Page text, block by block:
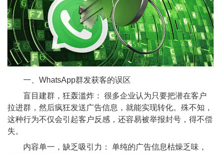
一、WhatsApp群发获客的误区
盲目建群，狂轰滥炸： 很多企业认为只要把潜在客户
拉进群，然后疯狂发送广告信息，就能实现转化。殊不知，
这种行为不仅会引起客户反感，还容易被举报封号，得不偿
失。
内容单一，缺乏吸引力： 单纯的广告信息枯燥乏味，